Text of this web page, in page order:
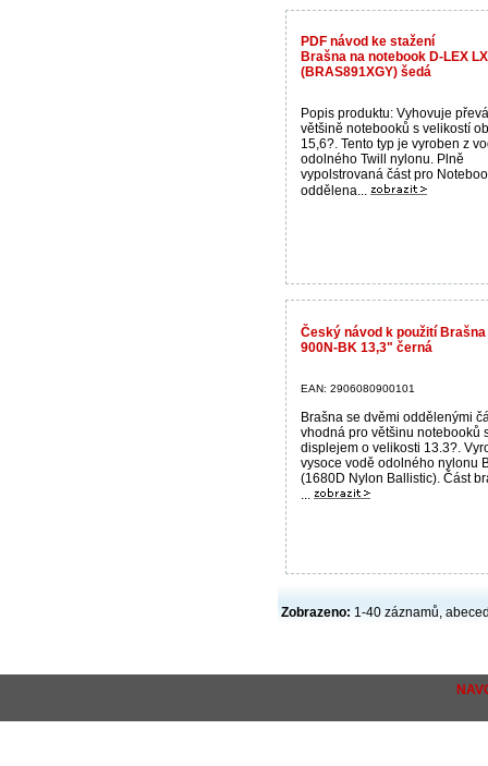
PDF návod ke stažení
Brašna na notebook D-LEX
(BRAS891XGY) šedá
Popis produktu: Vyhovuje
většině notebooků s velikostí
15,6?. Tento typ je vyroben z
odolného Twill nylonu. Plně
vypolstrovaná část pro
oddělena...
Český návod k použití Brašna
900N-BK 13,3" černá
EAN: 2906080900101
Brašna se dvěmi oddělenými
vhodná pro většinu notebooků
displejem o velikosti 13.3?.
vysoce vodě odolného nylonu
(1680D Nylon Ballistic). Část
...
Zobrazeno: 1-40 záznamů,